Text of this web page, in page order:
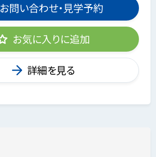
お問い合わせ・見学予約
お気に入りに追加
詳細を見る